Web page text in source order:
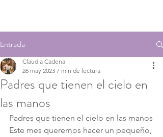
Entrada
Padres que tienen el cielo en
las manos
Claudia Cadena
26 may 2023 7 min de lectura
Padres que tienen el cielo en las manos
Este mes queremos hacer un pequeño,